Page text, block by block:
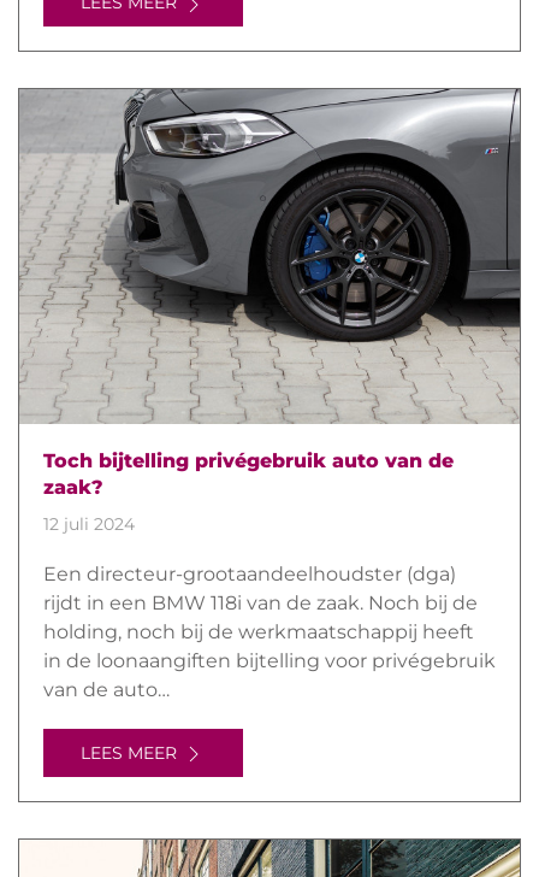
Toch bijtelling privégebruik auto van de
zaak?
12 juli 2024
Een directeur-grootaandeelhoudster (dga)
rijdt in een BMW 118i van de zaak. Noch bij de
holding, noch bij de werkmaatschappij heeft
in de loonaangiften bijtelling voor privégebruik
van de auto…
LEES MEER